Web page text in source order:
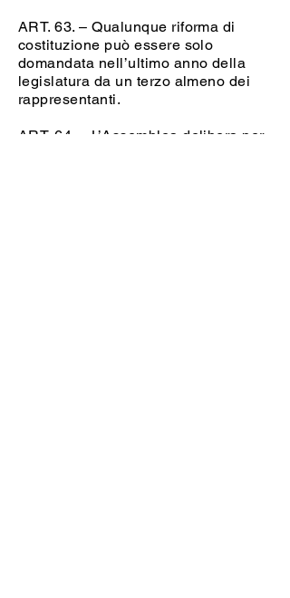
ART. 63. – Qualunque riforma di
costituzione può essere solo
domandata nell’ultimo anno della
legislatura da un terzo almeno dei
rappresentanti.
ART. 64. – L’Assemblea delibera per